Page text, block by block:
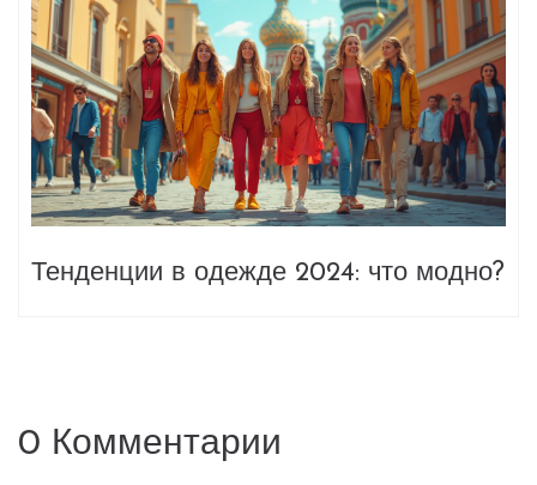
Тенденции в одежде 2024: что модно?
0 Комментарии